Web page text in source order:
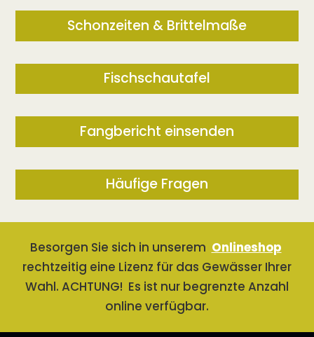
Schonzeiten & Brittelmaße
Fischschautafel
Fangbericht einsenden
Häufige Fragen
Besorgen Sie sich in unserem Onlineshop
rechtzeitig eine Lizenz für das Gewässer Ihrer
Wahl. ACHTUNG! Es ist nur begrenzte Anzahl
online verfügbar.